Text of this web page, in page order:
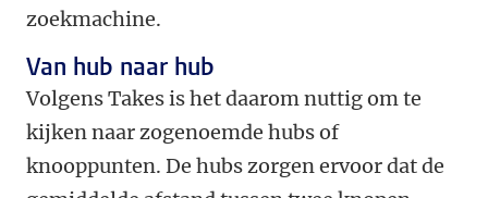
zoekmachine.
Van hub naar hub
Volgens Takes is het daarom nuttig om te
kijken naar zogenoemde hubs of
knooppunten. De hubs zorgen ervoor dat de